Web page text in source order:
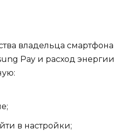
владельца смартфона
Pay и расход энергии
в настройки;